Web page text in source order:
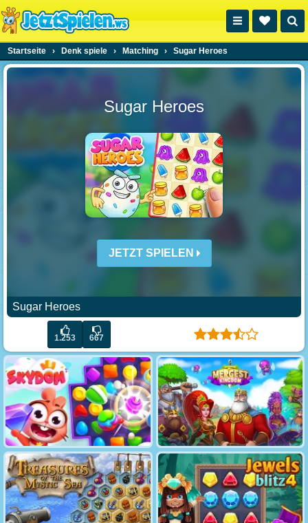
Startseite › Denk spiele › Matching › Sugar Heroes
Sugar Heroes
JETZT SPIELEN
Sugar Heroes
1.253 667